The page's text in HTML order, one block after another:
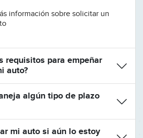
información sobre solicitar un
requisitos para empeñar
auto?
algún tipo de plazo
mi auto si aún lo estoy